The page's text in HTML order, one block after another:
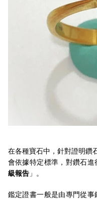
在各種寶石中，針對證明鑽
會依據特定標準，對鑽石
級報告」。
鑑定證書一般是由專門從事